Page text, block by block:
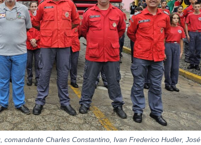
Charles Constantino, Ivan Frederico Hudler, José